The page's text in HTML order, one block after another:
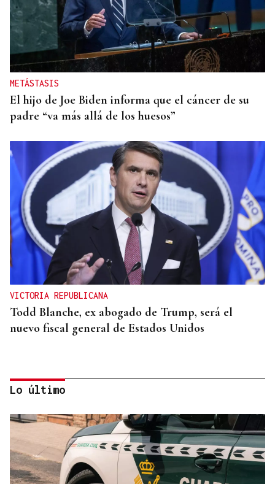
METÁSTASIS
El hijo de Joe Biden informa que el cáncer de su
padre “va más allá de los huesos”
VICTORIA REPUBLICANA
Todd Blanche, ex abogado de Trump, será el
nuevo fiscal general de Estados Unidos
Lo último